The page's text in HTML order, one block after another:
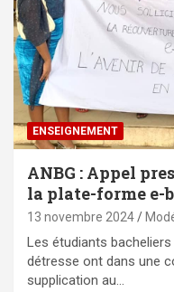
ENSEIGNEMENT
ANBG : Appel
la plate-forme e-
13 novembre 2024
Les étudiants
détresse ont dans une
supplication au…